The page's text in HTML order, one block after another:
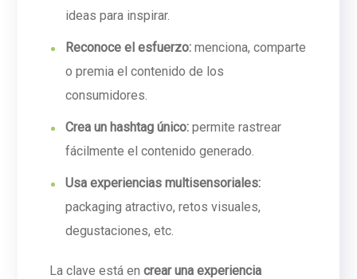
ideas para inspirar.
Reconoce el esfuerzo: menciona, comparte
o premia el contenido de los
consumidores.
Crea un hashtag único: permite rastrear
fácilmente el contenido generado.
Usa experiencias multisensoriales:
packaging atractivo, retos visuales,
degustaciones, etc.
La clave está encrear una experiencia